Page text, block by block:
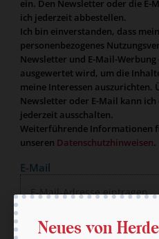
ein. Den Newsletter oder die E-
ich jederzeit abbestellen.
Ich bin einverstanden, dass mein
personenbezogenes
Newsletter und E-Mail-
ausgewertet wird, um die
meine Interessen auszurichten.
Newsletter oder E-Mail kann ich
jederzeit ausschalten.
Weiterführende Informationen
unseren Datenschutzhinweisen.
E-Mail
Neues von